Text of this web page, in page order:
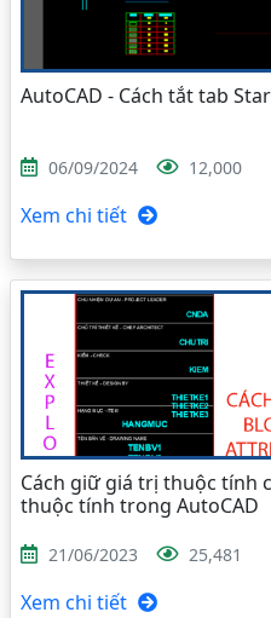
AutoCAD - Cách tắt tab
06/09/2024 12,000
Xem chi tiết
Cách giữ giá trị thuộc tính
thuộc tính trong AutoCAD
21/06/2023 25,481
Xem chi tiết